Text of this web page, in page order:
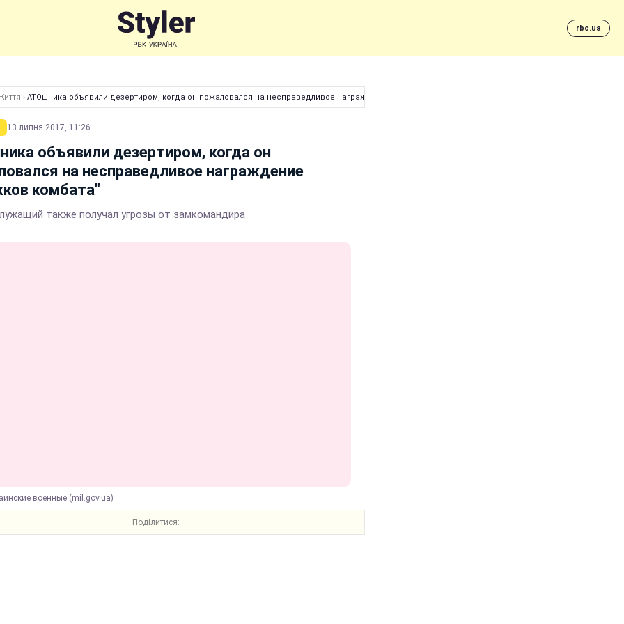
rbc.ua
› АТОшника объявили дезертиром, когда он пожаловался на несправедливое награждение "дружков комбата"
13 липня 2017, 11:26
объявили дезертиром, когда он
на несправедливое награждение
комбата"
также получал угрозы от замкомандира
военные (mil.gov.ua)
Поділитися: